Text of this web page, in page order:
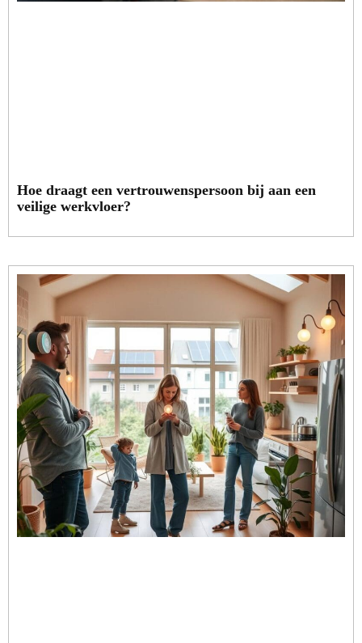
Hoe draagt een vertrouwenspersoon bij aan een
veilige werkvloer?